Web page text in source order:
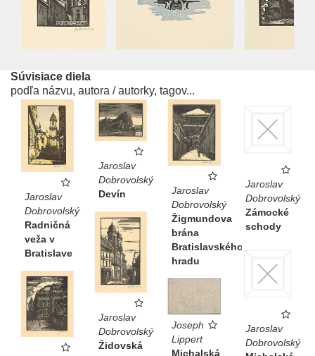
Súvisiace diela
podľa názvu, autora / autorky, tagov...
Jaroslav
Dobrovolský
Radničná
veža v
Bratislave
Jaroslav
Dobrovolský
Devín
Jaroslav
Dobrovolský
Žigmundova
brána
Bratislavského
hradu
Jaroslav
Dobrovolský
Zámocké
schody
Jaroslav
Dobrovolský
Židovská
Jaroslav
Dobrovolský
Joseph
Lippert
Michalská